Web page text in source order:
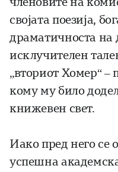
својата поезија,
драматичноста на
исклучителен
„вториот Хомер“
кому му било
книжевен свет.
Иако пред него се
успешна